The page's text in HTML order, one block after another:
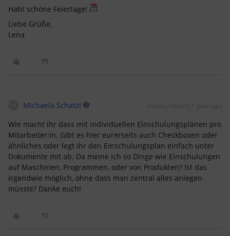
Habt schöne Feiertage!
Liebe Grüße,
Lena
Michaela Schatzl Forum|Forum|1 year ago
Wie macht ihr dass mit individuellen Einschulungsplänen pro
Mitarbeiter:in. Gibt es hier eurerseits auch Checkboxen oder
ähnliches oder legt ihr den Einschulungsplan einfach unter
Dokumente mit ab. Da meine ich so Dinge wie Einschulungen
auf Maschinen, Programmen, oder von Produkten? Ist das
irgendwie möglich, ohne dass man zentral alles anlegen
müsste? Danke euch!